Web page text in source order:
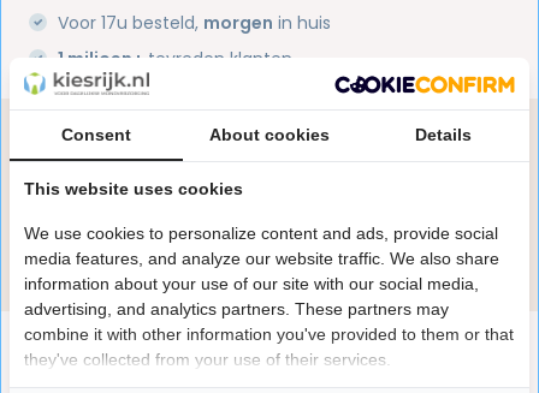
Voor 17u besteld, morgen in huis
1 miljoen+ tevreden klanten
Productomschrijving
Heb je een vraag over dit product?
in de chat of stuur een e-mail.
Stuur e-mail
Consent About cookies Details
This website uses cookies
We use cookies to personalize content and ads, provide social
media features, and analyze our website traffic. We also share
information about your use of our site with our social media,
advertising, and analytics partners. These partners may
combine it with other information you've provided to them or that
they've collected from your use of their services.